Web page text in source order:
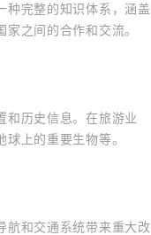
种完整的知识体系，涵盖
之间的合作和交流。
和历史信息。在旅游业
上的重要生物等。
航和交通系统带来重大改